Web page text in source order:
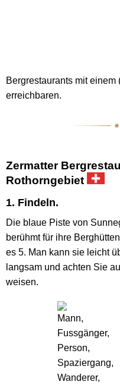
Bergrestaurants mit einem
erreichbaren.
Zermatter
Rothorngebiet
1. Findeln.
Die blaue Piste von
berühmt für ihre
es 5. Man kann sie leicht
langsam und achten Sie
weisen.